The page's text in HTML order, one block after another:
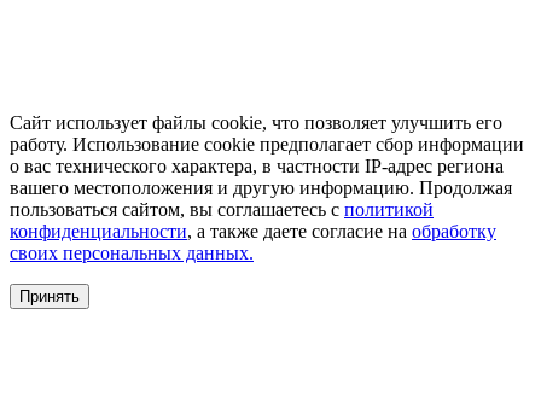
Сайт использует файлы cookie, что позволяет улучшить его
работу. Использование cookie предполагает сбор информации
о вас технического характера, в частности IP-адрес региона
вашего местоположения и другую информацию. Продолжая
пользоваться сайтом, вы соглашаетесь с политикой
конфиденциальности, а также даете согласие на обработку
своих персональных данных.
Принять